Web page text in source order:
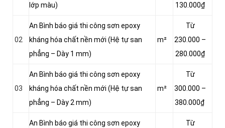
lớp màu)
130.000₫
02
An Bình báo giá thi công sơn epoxy
kháng hóa chất nền mới (Hệ tự san
phẳng – Dày 1 mm)
m²
Từ
230.000 –
280.000₫
03
An Bình báo giá thi công sơn epoxy
kháng hóa chất nền mới (Hệ tự san
phẳng – Dày 2 mm)
m²
Từ
300.000 –
380.000₫
An Bình báo giá thi công sơn epoxy
Từ